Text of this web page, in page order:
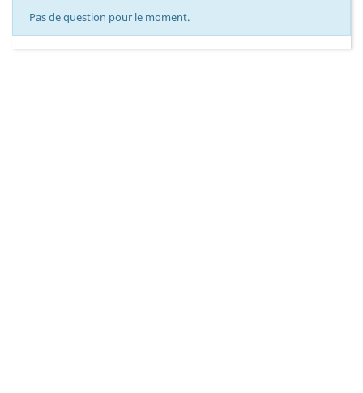
Pas de question pour le moment.